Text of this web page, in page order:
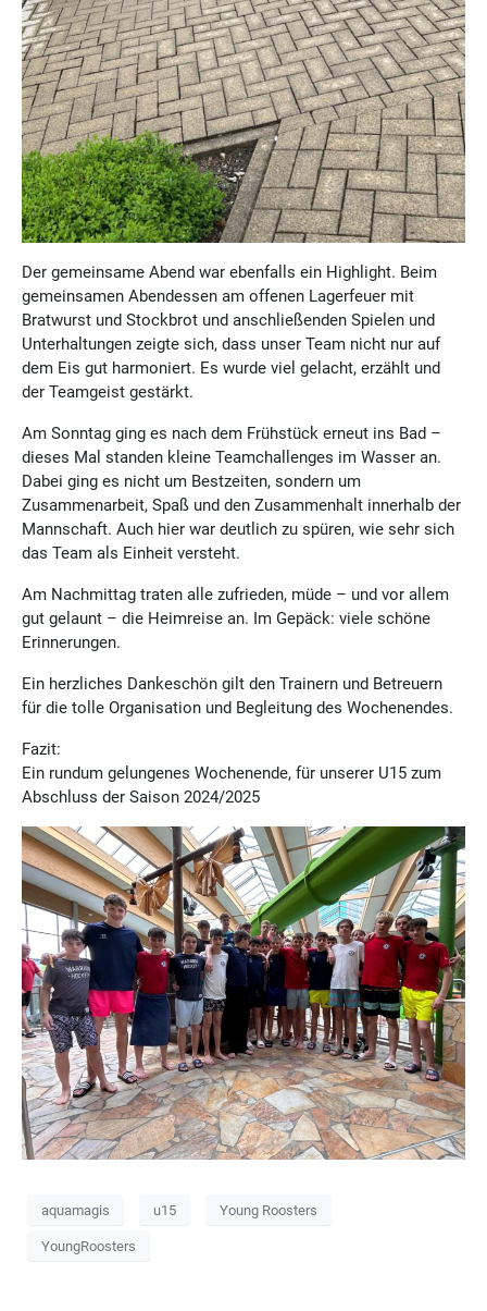
Der gemeinsame Abend war ebenfalls ein Highlight. Beim
gemeinsamen Abendessen am offenen Lagerfeuer mit
Bratwurst und Stockbrot und anschließenden Spielen und
Unterhaltungen zeigte sich, dass unser Team nicht nur auf
dem Eis gut harmoniert. Es wurde viel gelacht, erzählt und
der Teamgeist gestärkt.
Am Sonntag ging es nach dem Frühstück erneut ins Bad –
dieses Mal standen kleine Teamchallenges im Wasser an.
Dabei ging es nicht um Bestzeiten, sondern um
Zusammenarbeit, Spaß und den Zusammenhalt innerhalb der
Mannschaft. Auch hier war deutlich zu spüren, wie sehr sich
das Team als Einheit versteht.
Am Nachmittag traten alle zufrieden, müde – und vor allem
gut gelaunt – die Heimreise an. Im Gepäck: viele schöne
Erinnerungen.
Ein herzliches Dankeschön gilt den Trainern und Betreuern
für die tolle Organisation und Begleitung des Wochenendes.
Fazit:
Ein rundum gelungenes Wochenende, für unserer U15 zum
Abschluss der Saison 2024/2025
aquamagis u15 Young Roosters
YoungRoosters